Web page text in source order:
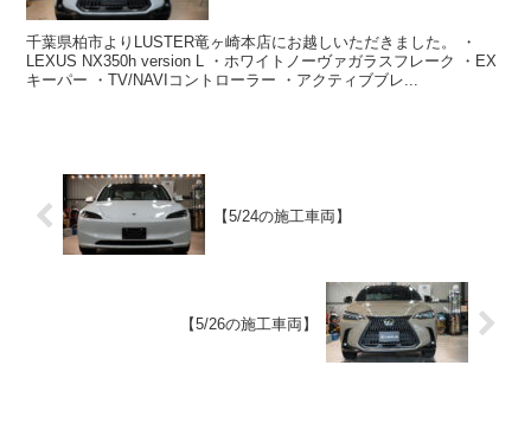
千葉県柏市よりLUSTER竜ヶ崎本店にお越しいただきました。 ・
LEXUS NX350h version L ・ホワイトノーヴァガラスフレーク ・EX
キーパー ・TV/NAVIコントローラー ・アクティブブレ...
【5/24の施工車両】
【5/26の施工車両】